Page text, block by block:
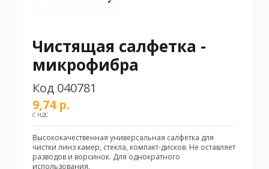
Чистящая салфетка -
микрофибра
Код 040781
9,74 р.
С НДС
Высококачественная универсальная салфетка для
чистки линз камер, стекла, компакт-дисков. Не оставляет
разводов и ворсинок. Для однократного
использования.